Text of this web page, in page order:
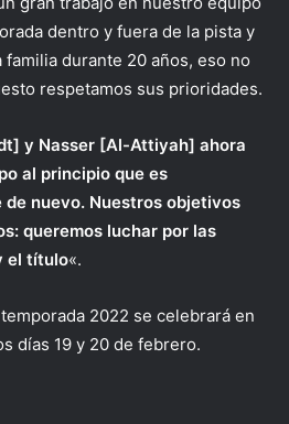
dentro y fuera de la pista y
durante 20 años, eso no
respetamos sus prioridades.
y Nasser [Al-Attiyah] ahora
al principio que es
nuevo. Nuestros objetivos
queremos luchar por las
el título«.
2022 se celebrará en
días 19 y 20 de febrero.